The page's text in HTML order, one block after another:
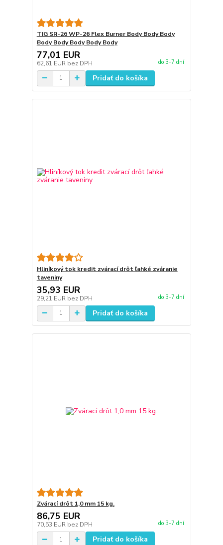
TIG SR-26 WP-26 Flex Burner Body Body Body
Body Body Body Body Body
77,01 EUR
62,61 EUR bez DPH do 3-7 dní
Pridať do košíka
Hliníkový tok kredit zvárací drôt ľahké zváranie
taveniny
35,93 EUR
29,21 EUR bez DPH do 3-7 dní
Pridať do košíka
Zvárací drôt 1,0 mm 15 kg.
86,75 EUR
70,53 EUR bez DPH do 3-7 dní
Pridať do košíka